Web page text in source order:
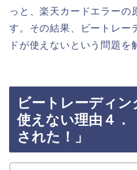
っと、楽天カードエラーの
す。その結果、ビートレー
ドが使えないという問題を
ビートレーディ
使えない理由４．
された！」